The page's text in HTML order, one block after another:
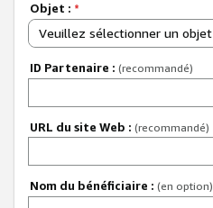
Objet : *
Veuillez sélectionner un objet
ID Partenaire : (recommandé)
URL du site Web : (recommandé)
Nom du bénéficiaire : (en option)